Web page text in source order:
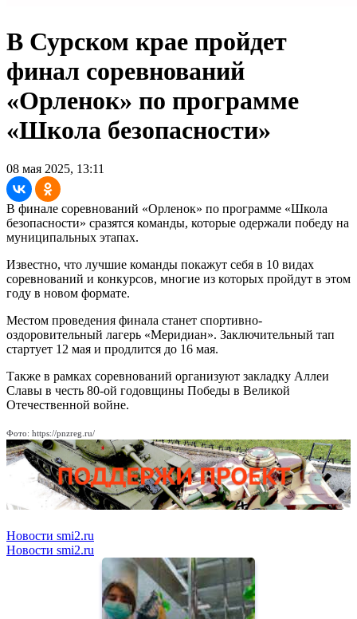
В Сурском крае пройдет
финал соревнований
«Орленок» по программе
«Школа безопасности»
08 мая 2025, 13:11
В финале соревнований «Орленок» по программе «Школа
безопасности» сразятся команды, которые одержали победу на
муниципальных этапах.
Известно, что лучшие команды покажут себя в 10 видах
соревнований и конкурсов, многие из которых пройдут в этом
году в новом формате.
Местом проведения финала станет спортивно-
оздоровительный лагерь «Меридиан». Заключительный тап
стартует 12 мая и продлится до 16 мая.
Также в рамках соревнований организуют закладку Аллеи
Славы в честь 80-ой годовщины Победы в Великой
Отечественной войне.
Фото: https://pnzreg.ru/
Новости smi2.ru
Новости smi2.ru